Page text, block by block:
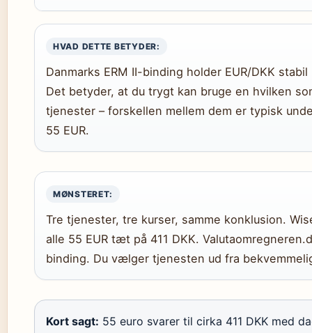
HVAD DETTE BETYDER:
Danmarks ERM II-binding holder EUR/DKK
Det betyder, at du trygt kan bruge en hvilken
tjenester – forskellen mellem dem er typisk
55 EUR.
MØNSTERET:
Tre tjenester, tre kurser, samme konklusion.
alle 55 EUR tæt på 411 DKK.
binding. Du vælger tjenesten ud fra
Kort sagt: 55 euro svarer til cirka 411 DKK med